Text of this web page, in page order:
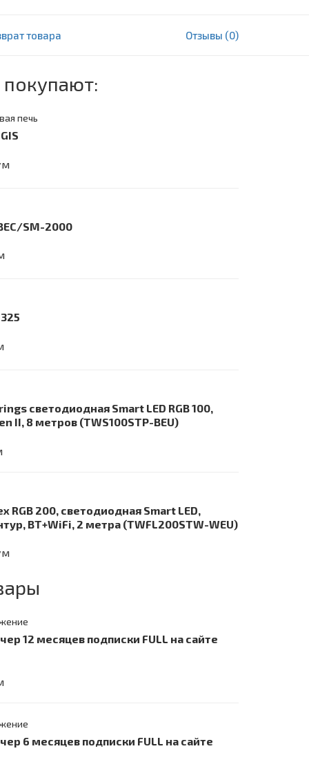
12 850 000 сум В корзину
товара Отзывы (0)
печь
SM-2000
светодиодная Smart LED RGB 100,
II, 8 метров (TWS100STP-BEU)
RGB 200, светодиодная Smart LED,
BT+WiFi, 2 метра (TWFL200STW-WEU)
12 месяцев подписки FULL на сайте
6 месяцев подписки FULL на сайте